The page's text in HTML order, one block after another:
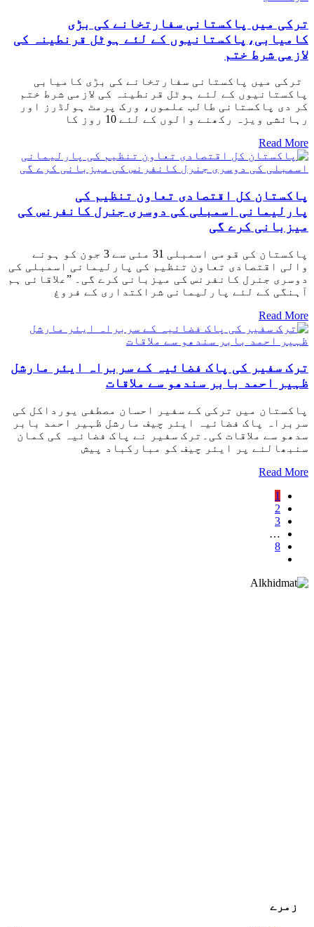
ترکی میں پاکستانی سفارتخانے کی بڑی
کامیابی،پاکستانیوں کے لئے ہوٹل قرنطینہ کی
لازمی شرط ختم
ترکی میں پاکستانی سفارتخانے کی بڑی کامیابی
پاکستانیوں کے لئے ہوٹل قرنطینہ کی لازمی شرط ختم
کر دی پاکستانی طالب علموں، ورک پرمٹ ہولڈرز اور
رہائشی ویزہ رکھنے والوں کے لئے 10 روز کا
Read More
پاکستان کل اقتصادی تعاون تنظیم کی
پارلیمانی اسمبلی کی دوسری جنرل کانفرنس کی
میزبانی کرے گی
پاکستان کی قومی اسمبلی 31 مئی سے 3 جون کو ہونے
والی اقتصادی تعاون تنظیم کی پارلیمانی اسمبلی کی
دوسری جنرل کانفرنس کی میزبانی کرے گی۔ ”علاقائی ہم
آہنگی کے لئے پارلیمانی شراکتداری کے فروغ
Read More
ترک سفیر کی پاک فضائیہ کے سربراہ ایئر مارشل
ظہیر احمد بابر سندھو سے ملاقات
پاکستان میں ترکی کے سفیر احسان مصطفی یورداکل کی
سربراہ پاک فضائیہ ایئر چیف مارشل ظہیر احمد بابر
سدھو سے ملاقات کی۔ترک سفیر نے پاک فضائیہ کی کمان
سنبھالنے پر ایئر چیف کو مبارکباد پیش
Read More
1
2
3
…
8
زمرے